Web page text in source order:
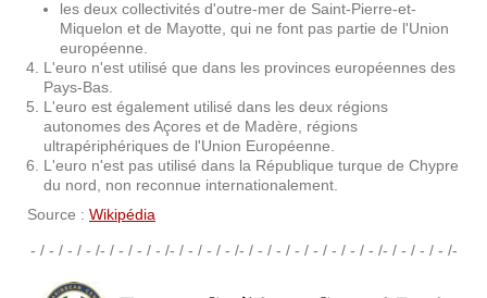
les deux collectivités d'outre-mer de Saint-Pierre-et-
Miquelon et de Mayotte, qui ne font pas partie de l'Union
européenne.
L'euro n'est utilisé que dans les provinces européennes des
Pays-Bas.
L'euro est également utilisé dans les deux régions
autonomes des Açores et de Madère, régions
ultrapériphériques de l'Union Européenne.
L'euro n'est pas utilisé dans la République turque de Chypre
du nord, non reconnue internationalement.
Source : Wikipédia
- / - / - / - /- / - / - / - /- / - / - / - /- / - / - / - / - / - / - / - /- / - / - / - /-